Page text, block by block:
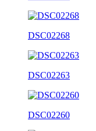
DSC02268
DSC02263
DSC02260